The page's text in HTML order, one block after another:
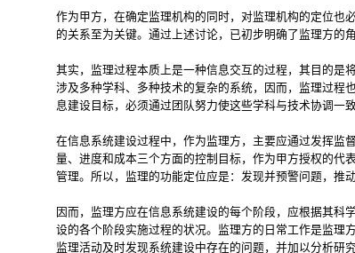
作为甲方，在确定监理机构的同时，对监理机构的定位也
的关系至为关键。通过上述讨论，已初步明确了监理方的
其实，监理过程本质上是一种信息交互的过程，其目的是
涉及多种学科、多种技术的复杂的系统，因而，监理过程
息建设目标，必须通过团队努力使这些学科与技术协调一致
在信息系统建设过程中，作为监理方，主要应通过发挥监
量、进度和成本三个方面的控制目标，作为甲方授权的代
管理。所以，监理的功能定位应是：发现并预警问题，推
因而，监理方应在信息系统建设的每个阶段，应根据其科
设的各个阶段实施过程的状况。监理方的日常工作是监理
监理活动及时发现系统建设中存在的问题，并加以分析研